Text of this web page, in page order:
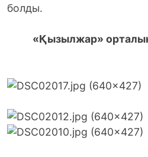
болды.
«Қызылжар»